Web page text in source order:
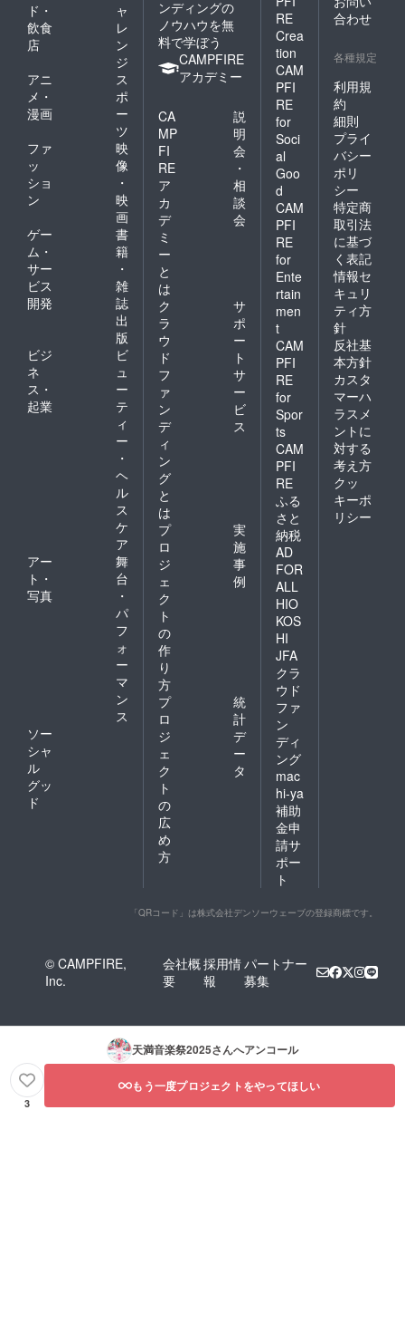
ド・
飲食
店
ャ
レ
ン
ジ
アニ
メ・
漫画
ス
ポ
ー
ツ
ファ
ッ
ショ
ン
映
像
・
映
画
ゲー
ム・
サー
ビス
開発
書
籍
・
雑
誌
出
版
ビジ
ネ
ス・
起業
ビ
ュ
ー
テ
ィ
ー
・
ヘ
ル
ス
ケ
ア
アー
ト・
写真
舞
台
・
パ
フ
ォ
ー
マ
ン
ス
ソー
シャ
ル
グッ
ド
ンディングの
ノウハウを無
料で学ぼう
CAMPFIRE
アカデミー
CA
MP
FI
RE
ア
カ
デ
ミ
ー
と
は
説
明
会
・
相
談
会
ク
ラ
ウ
ド
フ
ァ
ン
デ
ィ
ン
グ
と
は
サ
ポ
ー
ト
サ
ー
ビ
ス
プ
ロ
ジ
ェ
ク
ト
の
作
り
方
実
施
事
例
プ
ロ
ジ
ェ
ク
ト
の
広
め
方
統
計
デ
ー
タ
RE
Crea
tion
CAM
PFI
RE
for
Soci
al
Goo
d
CAM
PFI
RE
for
Ente
rtain
men
t
CAM
PFI
RE
for
Spor
ts
CAM
PFI
RE
ふる
さと
納税
AD
FOR
ALL
HIO
KOS
HI
JFA
クラ
ウド
ファ
ン
ディ
ング
mac
hi-ya
補助
金申
請サ
ポー
ト
合わせ
各種規定
利用規
約
細則
プライ
バシー
ポリ
シー
特定商
取引法
に基づ
く表記
情報セ
キュリ
ティ方
針
反社基
本方針
カスタ
マーハ
ラスメ
ントに
対する
考え方
クッ
キーポ
リシー
「QRコード」は株式会社デンソーウェーブの登録商標です。
© CAMPFIRE,
Inc.
会社概
要
採用情
報
パートナー
募集
天満音楽祭2025さんへアンコール
3
もう一度プロジェクトをやってほしい